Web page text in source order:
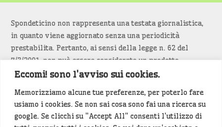
Eccomi! sono l'avviso sui cookies.
Memorizziamo alcune tue preferenze, per poterlo fare
usiamo i cookies. Se non sai cosa sono fai una ricerca su
google. Se clicchi su "Accept All" consenti l'utilizzo di
Spondeticino non rappresenta una testata giornalistica,
in quanto viene aggiornato senza una periodicità
prestabilita. Pertanto, ai sensi della legge n. 62 del
7/3/2001, non può essere considerato un prodotto
editoriale.
Siamo attenti a non violare copyright e diritti
d’immagine. Se un contenuto è di tua proprietà e vuoi
richiederne la rimozionediccelo(<- clicca per inviarci un